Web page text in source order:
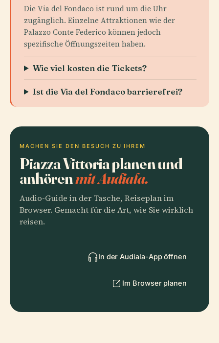
Die Via del Fondaco ist rund um die Uhr
zugänglich. Einzelne Attraktionen wie der
Palazzo Conte Federico können jedoch
spezifische Öffnungszeiten haben.
Wie viel kosten die Tickets?
Ist die Via del Fondaco barrierefrei?
MACHEN SIE DEN BESUCH ZU IHREM
Piazza Vittoria planen und
anhörenmit Audiala.
Audio-Guide in der Tasche, Reiseplan im
Browser. Gemacht für die Art, wie Sie wirklich
reisen.
In der Audiala-App öffnen
Im Browser planen